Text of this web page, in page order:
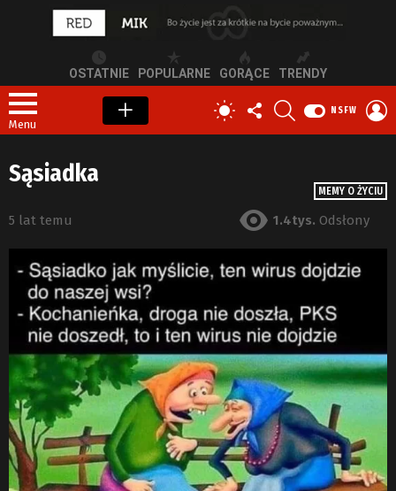
OSTATNIE POPULARNE GORĄCE TRENDY
Menu
PRZEŁĄCZ
SKÓRKĘ
OBSERWUJ
NAS
NSFW
MEMY O ŻYCIU
Sąsiadka
5 lat temu 1.4tys. Odsłony